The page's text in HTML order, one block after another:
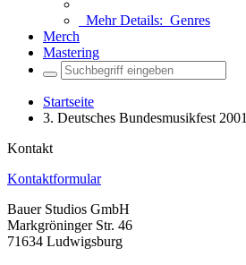
Mehr Details: Genres
Merch
Mastering
Startseite
3. Deutsches Bundesmusikfest 2001
Kontakt
Kontaktformular
Bauer Studios GmbH
Markgröninger Str. 46
71634 Ludwigsburg